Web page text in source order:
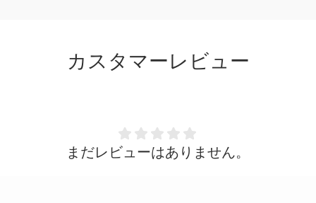
カスタマーレビュー
まだレビューはありません。